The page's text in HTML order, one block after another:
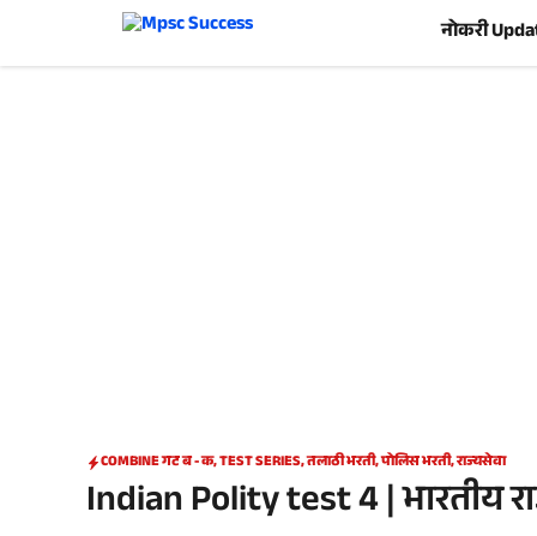
नोकरी
COMBINE गट ब - क,TEST SERIES,तलाठी भरती,पोलिस भरती,राज्यसेवा
Indian Polity test 4 | भारतीय